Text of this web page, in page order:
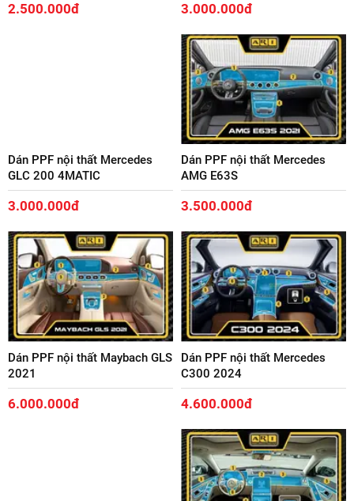
2.500.000đ 3.000.000đ
Dán PPF nội thất Mercedes
GLC 200 4MATIC
3.000.000đ
Dán PPF nội thất Mercedes
AMG E63S
3.500.000đ
Dán PPF nội thất Maybach GLS
2021
6.000.000đ
Dán PPF nội thất Mercedes
C300 2024
4.600.000đ